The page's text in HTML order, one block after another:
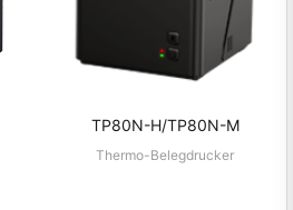
TP80N-H/TP80N-M
Thermo-Belegdrucker